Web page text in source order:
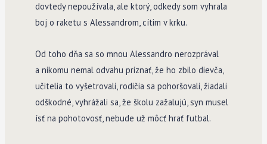
dovtedy nepoužívala, ale ktorý, odkedy som vyhrala
boj o raketu s Alessandrom, cítim v krku.
Od toho dňa sa so mnou Alessandro nerozprával
a nikomu nemal odvahu priznať, že ho zbilo dievča,
učitelia to vyšetrovali, rodičia sa pohoršovali, žiadali
odškodné, vyhrážali sa, že školu zažalujú, syn musel
ísť na pohotovosť, nebude už môcť hrať futbal.